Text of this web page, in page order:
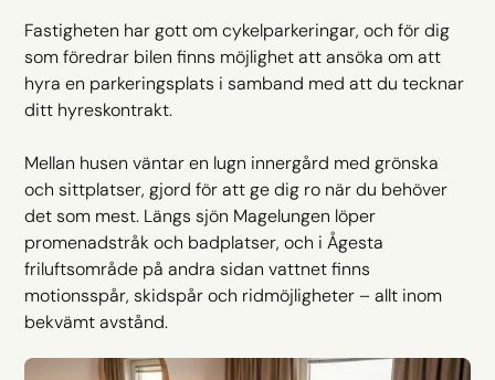
Fastigheten har gott om cykelparkeringar, och för dig
som föredrar bilen finns möjlighet att ansöka om att
hyra en parkeringsplats i samband med att du tecknar
ditt hyreskontrakt.
Mellan husen väntar en lugn innergård med grönska
och sittplatser, gjord för att ge dig ro när du behöver
det som mest. Längs sjön Magelungen löper
promenadstråk och badplatser, och i Ågesta
friluftsområde på andra sidan vattnet finns
motionsspår, skidspår och ridmöjligheter – allt inom
bekvämt avstånd.